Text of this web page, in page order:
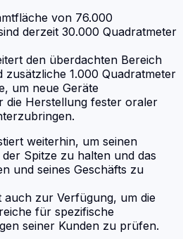
von 76.000
derzeit 30.000 Quadratmeter
den überdachten Bereich
zusätzliche 1.000 Quadratmeter
um neue Geräte
die Herstellung fester oraler
weiterhin, um seinen
Spitze zu halten und das
und seines Geschäfts zu
auch zur Verfügung, um die
für spezifische
seiner Kunden zu prüfen.